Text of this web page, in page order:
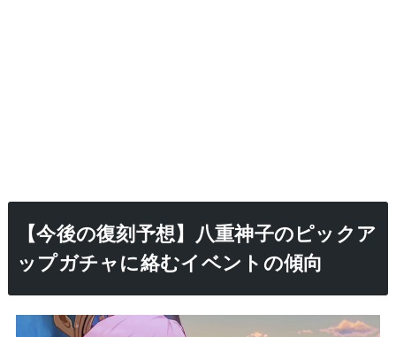
【今後の復刻予想】八重神子のピックア
ップガチャに絡むイベントの傾向